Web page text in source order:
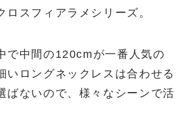
ロスフィアラメシリーズ。
で中間の120cmが一番人気の
いロングネックレスは合わせる
ばないので、様々なシーンで活